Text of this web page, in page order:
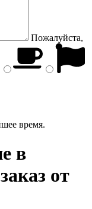
Пожалуйста,
время.
в
от